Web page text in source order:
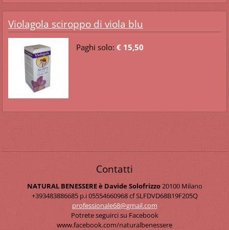
Violagola sciroppo di viola blu
Paghi solo: € 15,50
Contatti
NATURAL BENESSERE è Davide Solofrizzo20100 Milano
+393483886685 p.i 05554660968 cf SLFDVD68B19F205Q
professionale68@gmail.com
Potrete seguirci su Facebook
www.facebook.com/naturalbenessere